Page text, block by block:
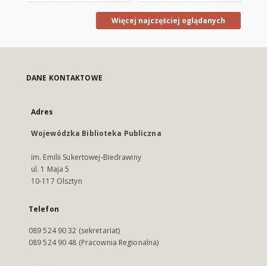
Więcej najczęściej oglądanych
DANE KONTAKTOWE
Adres
Wojewódzka Biblioteka Publiczna
im. Emilii Sukertowej-Biedrawiny
ul. 1 Maja 5
10-117 Olsztyn
Telefon
089 524 90 32 (sekretariat)
089 524 90 48 (Pracownia Regionalna)